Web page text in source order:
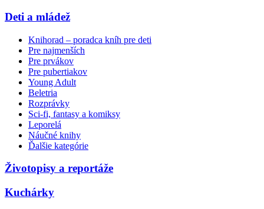
Deti a mládež
Knihorad – poradca kníh pre deti
Pre najmenších
Pre prvákov
Pre pubertiakov
Young Adult
Beletria
Rozprávky
Sci-fi, fantasy a komiksy
Leporelá
Náučné knihy
Ďalšie kategórie
Životopisy a reportáže
Kuchárky